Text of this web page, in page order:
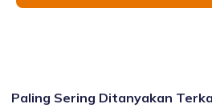
Paling Sering Ditanyakan